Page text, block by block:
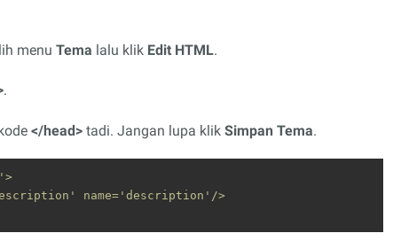
menu Tema lalu klik Edit HTML.
.
</head> tadi. Jangan lupa klik Simpan Tema.
name='description'/>